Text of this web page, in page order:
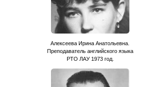
Алексеева Ирина Анатольевна.
Преподаватель английского языка
РТО ЛАУ 1973 год.